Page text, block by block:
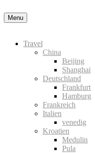
Menu
Travel
China
Beijing
Shanghai
Deutschland
Frankfurt
Hamburg
Frankreich
Italien
venedig
Kroatien
Medulin
Pula
Okay, thanks